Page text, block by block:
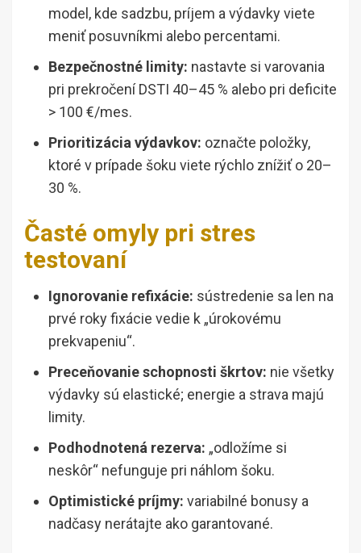
model, kde sadzbu, príjem a výdavky viete
meniť posuvníkmi alebo percentami.
Bezpečnostné limity: nastavte si varovania
pri prekročení DSTI 40–45 % alebo pri deficite
> 100 €/mes.
Prioritizácia výdavkov: označte položky,
ktoré v prípade šoku viete rýchlo znížiť o 20–
30 %.
Časté omyly pri stres
testovaní
Ignorovanie refixácie: sústredenie sa len na
prvé roky fixácie vedie k „úrokovému
prekvapeniu“.
Preceňovanie schopnosti škrtov: nie všetky
výdavky sú elastické; energie a strava majú
limity.
Podhodnotená rezerva: „odložíme si
neskôr“ nefunguje pri náhlom šoku.
Optimistické príjmy: variabilné bonusy a
nadčasy nerátajte ako garantované.